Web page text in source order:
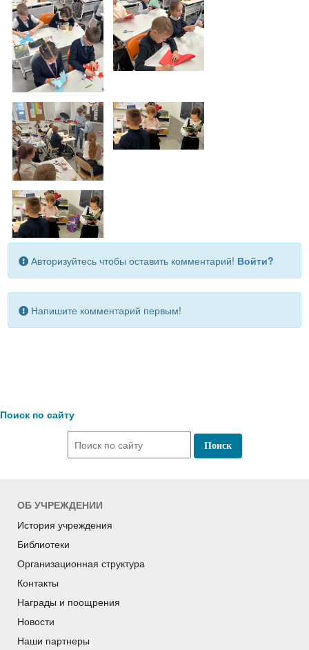
Авторизуйтесь чтобы оставить комментарий! Войти?
Напишите комментарий первым!
Поиск по сайту
ОБ УЧРЕЖДЕНИИ
История учреждения
Библиотеки
Организационная структура
Контакты
Награды и поощрения
Новости
Наши партнеры